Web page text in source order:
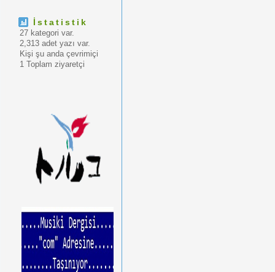
İstatistik
27 kategori var.
2,313 adet yazı var.
Kişi şu anda çevrimiçi
1 Toplam ziyaretçi